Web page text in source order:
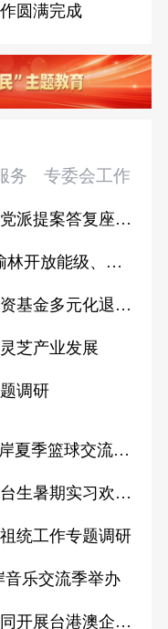
圆满完成
务 专委会工作
民革北京市海淀区工委召开党派提案答复座谈会
民革陕西省委会开展“提升榆林开放能级、加快…
民革西安市委会围绕政府投资基金多元化退出路…
芝产业发展
调研
第三届华灿“超级皖”海峡两岸夏季篮球交流赛…
生暑期实习欢…
统工作专题调研
音乐交流季举办
民革宁夏区委会与多部门共同开展台港澳企（胞…